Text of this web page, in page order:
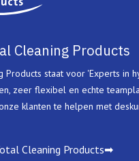
Cleaning Products
Products staat voor 'Experts in
zeer flexibel en echte
klanten te helpen met
Cleaning Products➡